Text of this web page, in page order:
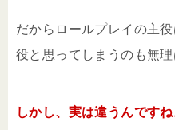
だからロールプレイの主
役と思ってしまうのも無理
しかし、実は違うんですね